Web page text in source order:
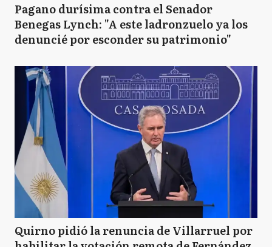
Pagano durísima contra el Senador
Benegas Lynch: "A este ladronzuelo ya los
denuncié por esconder su patrimonio"
Quirno pidió la renuncia de Villarruel por